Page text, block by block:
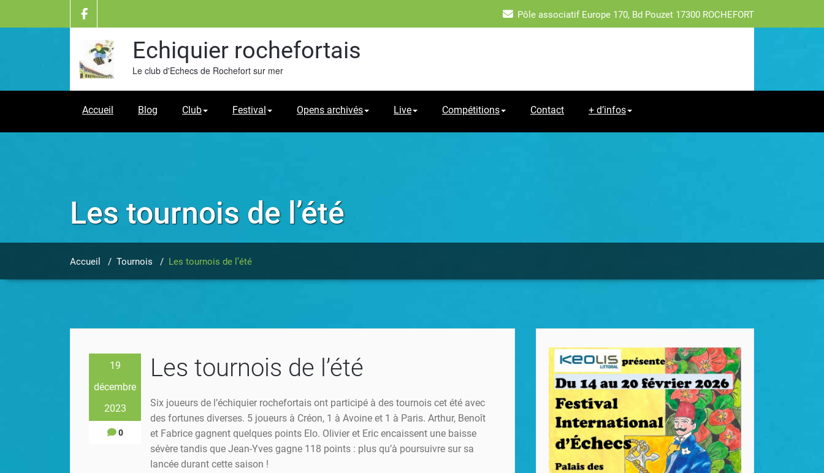
content
Pôle associatif Europe 170, Bd Pouzet 17300 ROCHEFORT
Echiquier rochefortais
Le club d'Echecs de Rochefort sur mer
Accueil Blog Club Festival Opens archivés Live Compétitions Contact + d’infos
Les tournois de l’été
Accueil / Tournois / Les tournois de l’été
19
décembre
2023
0
Les tournois de l’été
Six joueurs de l’échiquier rochefortais ont participé à des tournois cet été avec
des fortunes diverses. 5 joueurs à Créon, 1 à Avoine et 1 à Paris. Arthur, Benoît
et Fabrice gagnent quelques points Elo. Olivier et Eric encaissent une baisse
sévère tandis que Jean-Yves gagne 118 points : plus qu’à poursuivre sur sa
lancée durant cette saison !